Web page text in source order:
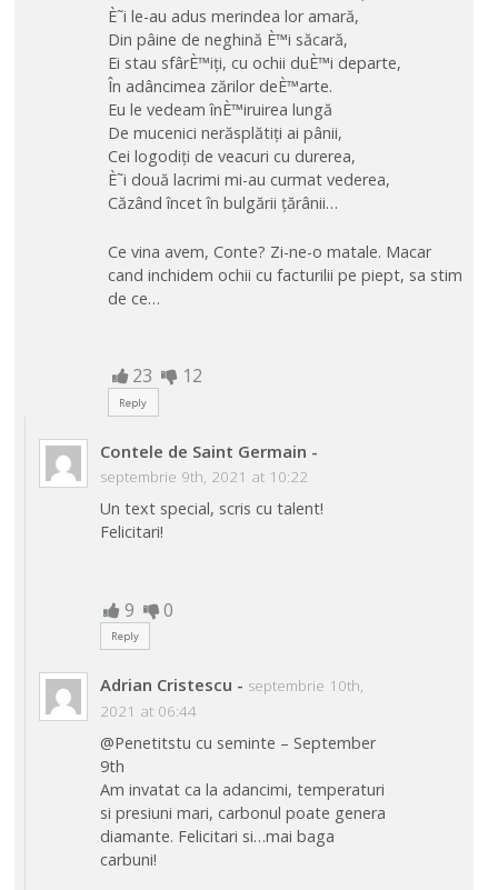
È˜i le-au adus merindea lor amară,
Din pâine de neghină È™i săcară,
Ei stau sfârÈ™iți, cu ochii duÈ™i departe,
În adâncimea zărilor deÈ™arte.
Eu le vedeam înÈ™iruirea lungă
De mucenici nerăsplătiți ai pânii,
Cei logodiți de veacuri cu durerea,
È˜i două lacrimi mi-au curmat vederea,
Căzând încet în bulgării țărânii…
Ce vina avem, Conte? Zi-ne-o matale. Macar
cand inchidem ochii cu facturilii pe piept, sa stim
de ce…
23 12
Reply
Contele de Saint Germain -
septembrie 9th, 2021 at 10:22
Un text special, scris cu talent!
Felicitari!
9 0
Reply
Adrian Cristescu - septembrie 10th,
2021 at 06:44
@Penetitstu cu seminte – September
9th
Am invatat ca la adancimi, temperaturi
si presiuni mari, carbonul poate genera
diamante. Felicitari si…mai baga
carbuni!